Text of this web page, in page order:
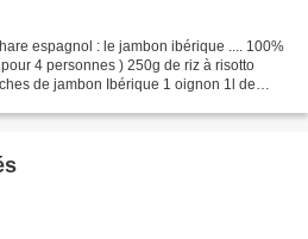
espagnol : le jambon ibérique .... 100%
4 personnes ) 250g de riz à risotto
de jambon Ibérique 1 oignon 1l de